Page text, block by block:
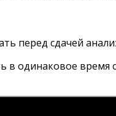
сдачей
одинаковое время